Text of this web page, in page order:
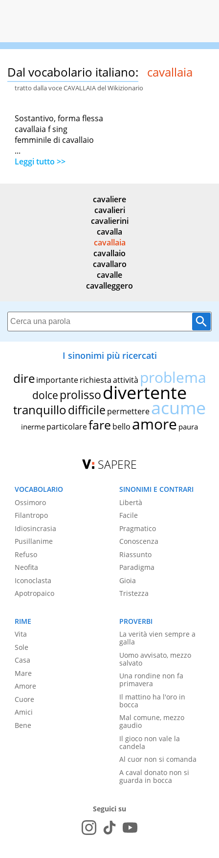
Dal vocabolario italiano: cavallaia
tratto dalla voce CAVALLAIA del Wikizionario
Sostantivo, forma flessa
cavallaia f sing
femminile di cavallaio
...
Leggi tutto >>
cavaliere
cavalieri
cavalierini
cavalla
cavallaia
cavallaio
cavallaro
cavalle
cavalleggero
I sinonimi più ricercati
dire importante richiestaattività problema
dolce prolissodivertente
tranquillodifficile permettereacume
inerme particolarefare bello amore paura
SAPERE
VOCABOLARIO
Ossimoro
Filantropo
Idiosincrasia
Pusillanime
Refuso
Neofita
Iconoclasta
Apotropaico
SINONIMI E CONTRARI
Libertà
Facile
Pragmatico
Conoscenza
Riassunto
Paradigma
Gioia
Tristezza
RIME
Vita
Sole
Casa
Mare
Amore
Cuore
Amici
Bene
PROVERBI
La verità vien sempre a
galla
Uomo avvisato, mezzo
salvato
Una rondine non fa
primavera
Il mattino ha l'oro in
bocca
Mal comune, mezzo
gaudio
Il gioco non vale la
candela
Al cuor non si comanda
A caval donato non si
guarda in bocca
Seguici su